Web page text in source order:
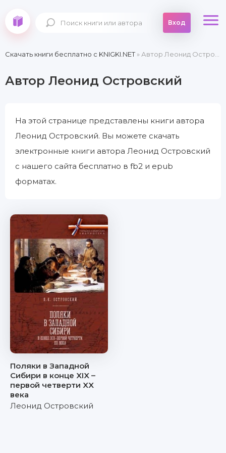
Вход
Скачать книги бесплатно c KNIGKI.NET» Автор Леонид Островский
Автор Леонид Островский
На этой странице представлены книги автора
Леонид Островский. Вы можете скачать
электронные книги автора Леонид Островский
с нашего сайта бесплатно в fb2 и epub
форматах.
Поляки в Западной
Сибири в конце XIX –
первой четверти XX
века
Леонид Островский